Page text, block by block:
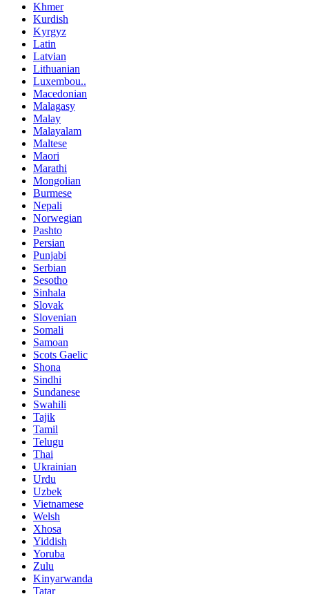
Khmer
Kurdish
Kyrgyz
Latin
Latvian
Lithuanian
Luxembou..
Macedonian
Malagasy
Malay
Malayalam
Maltese
Maori
Marathi
Mongolian
Burmese
Nepali
Norwegian
Pashto
Persian
Punjabi
Serbian
Sesotho
Sinhala
Slovak
Slovenian
Somali
Samoan
Scots Gaelic
Shona
Sindhi
Sundanese
Swahili
Tajik
Tamil
Telugu
Thai
Ukrainian
Urdu
Uzbek
Vietnamese
Welsh
Xhosa
Yiddish
Yoruba
Zulu
Kinyarwanda
Tatar